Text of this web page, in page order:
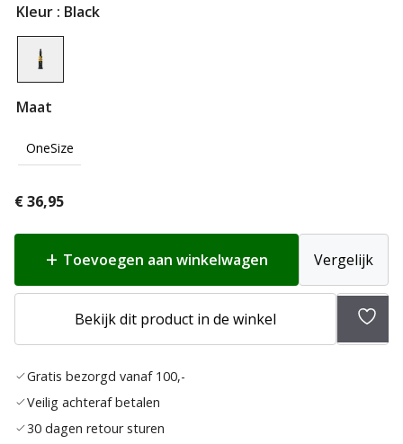
Kleur : Black
Maat
OneSize
€36,95
Toevoegen aan winkelwagen Vergelijk
Bekijk dit product in de winkel
Gratis bezorgd vanaf 100,-
Veilig achteraf betalen
30 dagen retour sturen